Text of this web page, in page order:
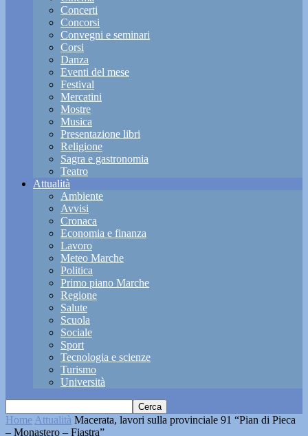
Concerti
Concorsi
Convegni e seminari
Corsi
Danza
Eventi del mese
Festival
Mercatini
Mostre
Musica
Presentazione libri
Religione
Sagra e gastronomia
Teatro
Attualità
Ambiente
Avvisi
Cronaca
Economia e finanza
Lavoro
Meteo Marche
Politica
Primo piano Marche
Regione
Salute
Scuola
Sociale
Sport
Tecnologia e scienze
Turismo
Università
Home Attualità Macerata, lavori sulla provinciale 91 “Pian di Pieca
– Monastero – Fiastra”